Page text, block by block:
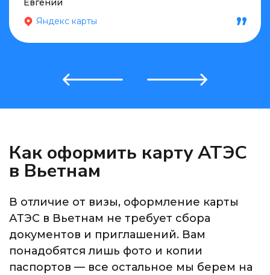
Евгений
Яндекс карты
Как оформить карту АТЭС
в Вьетнам
В отличие от визы, оформление карты
АТЭС в Вьетнам не требует сбора
документов и приглашений. Вам
понадобятся лишь фото и копии
паспортов — все остальное мы берем на